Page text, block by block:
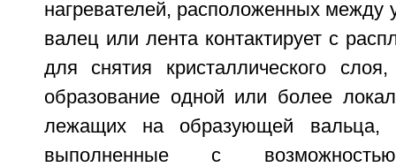
нагревателей, расположенных между
валец или лента контактирует с
для снятия кристаллического
образование одной или более
лежащих на образующей вальца,
выполненные с возможностью